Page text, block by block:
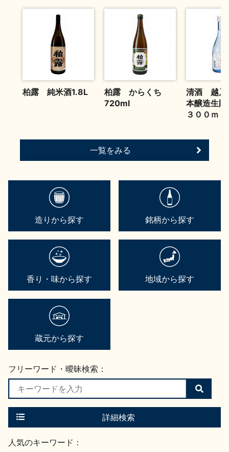
お問い合わせ
柏露 純米酒1.8L
柏露 からくち
720ml
清酒 越
本醸造生
３００ｍｌ
一覧をみる
造りから探す 銘柄から探す
香り・味から探す 地域から探す
蔵元から探す
フリーワード・曖昧検索：
検
索
す
詳細検索
人気のキーワード：